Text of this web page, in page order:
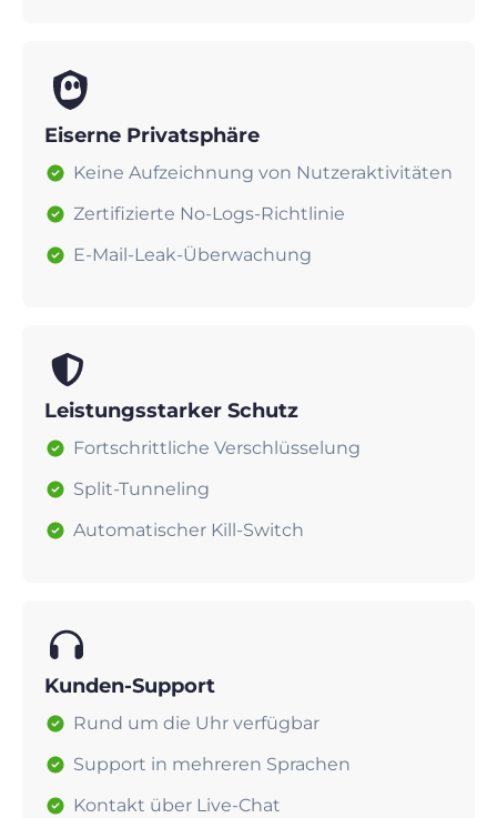
Eiserne Privatsphäre
Keine Aufzeichnung von Nutzeraktivitäten
Zertifizierte No-Logs-Richtlinie
E-Mail-Leak-Überwachung
Leistungsstarker Schutz
Fortschrittliche Verschlüsselung
Split-Tunneling
Automatischer Kill-Switch
Kunden-Support
Rund um die Uhr verfügbar
Support in mehreren Sprachen
Kontakt über Live-Chat